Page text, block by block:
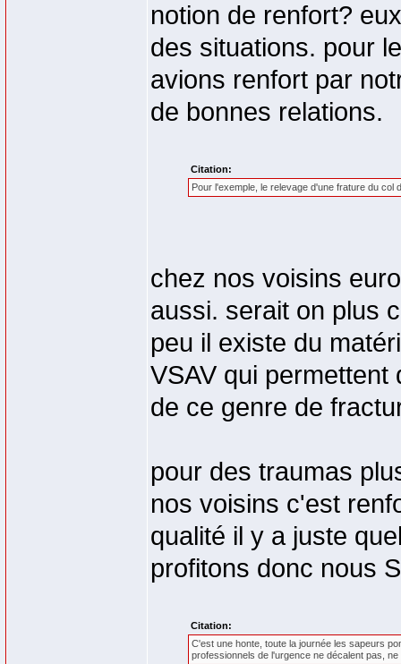
notion de renfort?
des situations. pour
avions renfort par
de bonnes relations.
Citation:
Pour l'exemple, le relevage d'une frature du
chez nos voisins
aussi. serait on plus
peu il existe du
VSAV qui
de ce genre de
pour des traumas
nos voisins c'est
qualité il y a juste
profitons donc nous
Citation:
C'est une honte, toute la journée les sapeurs
professionnels de l'urgence ne décalent pas, ne